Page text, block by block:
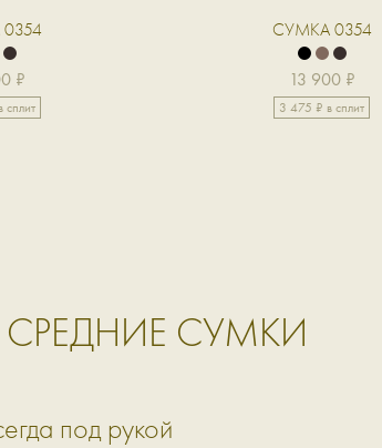
₽
СУМКА 0354
13 900 ₽
3 475 ₽ в сплит
СРЕДНИЕ СУМКИ
под рукой